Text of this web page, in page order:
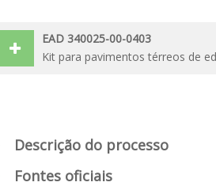
EAD 340025-00-0403
Kit para pavimentos térreos de
Descrição do processo
Fontes oficiais